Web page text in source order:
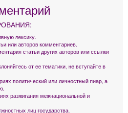
лексику.
или авторов комментариев.
статьи других авторов или ссылки
от ее тематики, не вступайте в
политический или личностный пиар, а
разжигания межнациональной и
лиц государства.